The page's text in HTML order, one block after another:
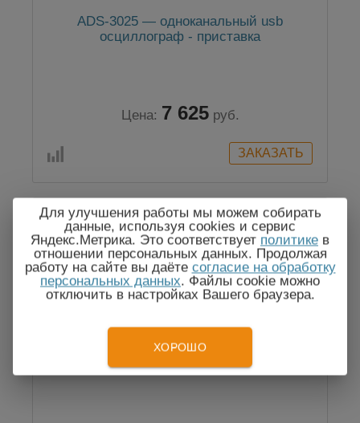
ADS-3025 — одноканальный usb
осциллограф - приставка
Цена: 7 625 руб.
ADS-3062 — двухканальный
Для улучшения работы мы можем собирать
данные, используя cookies и сервис
Яндекс.Метрика. Это соответствует политике в
отношении персональных данных. Продолжая
работу на сайте вы даёте согласие на обработку
персональных данных. Файлы cookie можно
отключить в настройках Вашего браузера.
ХОРОШО